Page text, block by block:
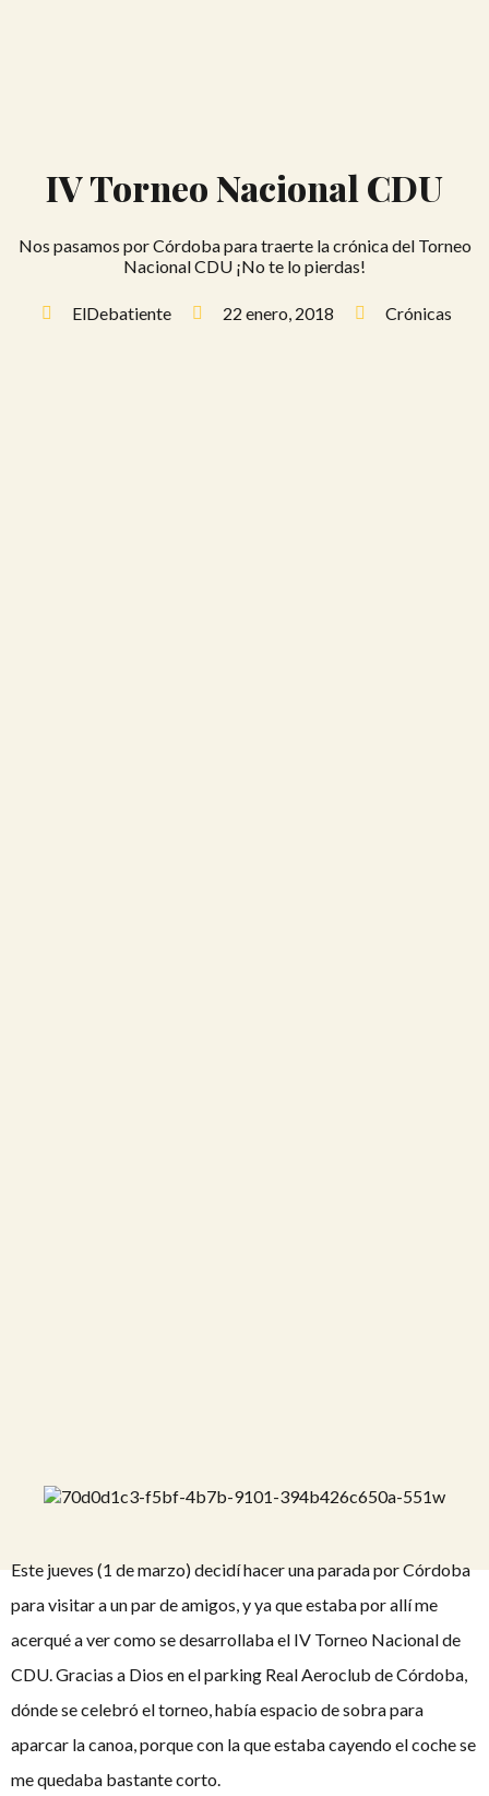
IV Torneo Nacional CDU
Nos pasamos por Córdoba para traerte la crónica del Torneo
Nacional CDU ¡No te lo pierdas!
ElDebatiente 22 enero, 2018 Crónicas
Este jueves (1 de marzo) decidí hacer una parada por Córdoba
para visitar a un par de amigos, y ya que estaba por allí me
acerqué a ver como se desarrollaba el IV Torneo Nacional de
CDU. Gracias a Dios en el parking Real Aeroclub de Córdoba,
dónde se celebró el torneo, había espacio de sobra para
aparcar la canoa, porque con la que estaba cayendo el coche se
me quedaba bastante corto.